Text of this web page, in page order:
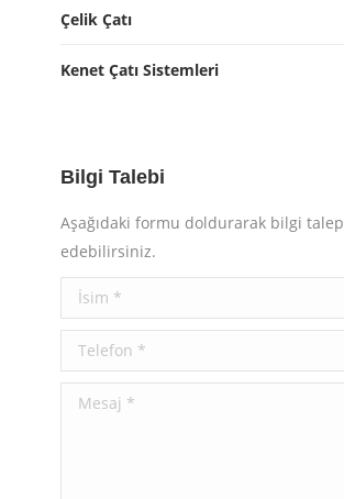
Çelik Çatı
Kenet Çatı Sistemleri
Bilgi Talebi
Aşağıdaki formu doldurarak bilgi talep
edebilirsiniz.
İsim *
Telefon *
Mesaj *